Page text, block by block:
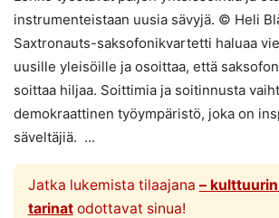
instrumenteistaan uusia sävyjä. © Heli
Saxtronauts-saksofonikvartetti haluaa
uusille yleisöille ja osoittaa, että
soittaa hiljaa. Soittimia ja soitinnusta
demokraattinen työympäristö, joka on
säveltäjiä. ...
Jatka lukemista tilaajana –
tarinatodottavat sinua!